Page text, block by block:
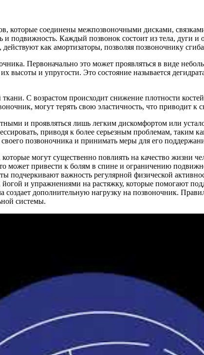
которые соединены межпозвоночными дисками,
и подвижность. Каждый позвонок состоит из тела, дуги
как амортизаторы, позволяя позвоночнику
Первоначально это может проявляться в виде
и упругости. Это состояние называется
С возрастом происходит снижение плотности
могут терять свою эластичность, что приводит к
и проявляться лишь легким дискомфортом или
приводя к более серьезным проблемам, таким
позвоночника и принимать меры для его
могут существенно повлиять на качество жизни
может привести к болям в спине и ограничению
подчеркивают важность регулярной физической
и упражнениями на растяжку, которые помогают
создает дополнительную нагрузку на позвоночник.
системы.